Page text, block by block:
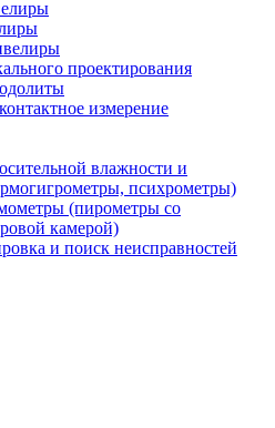
проектирования
измерение
влажности и
психрометры)
(пирометры со
камерой)
и поиск неисправностей